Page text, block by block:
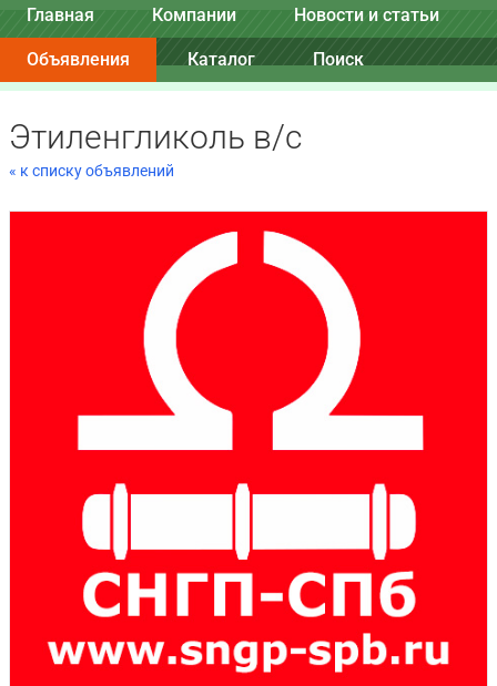
Главная Компании Новости и статьи
Объявления Каталог Поиск
Этиленгликоль в/с
« к списку объявлений